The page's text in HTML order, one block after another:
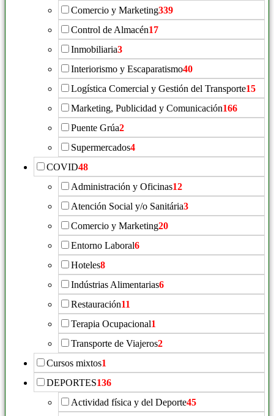
Comercio y Marketing339
Control de Almacén17
Inmobiliaria3
Interiorismo y Escaparatismo40
Logística Comercial y Gestión del Transporte15
Marketing, Publicidad y Comunicación166
Puente Grúa2
Supermercados4
COVID48
Administración y Oficinas12
Atención Social y/o Sanitária3
Comercio y Marketing20
Entorno Laboral6
Hoteles8
Indústrias Alimentarias6
Restauración11
Terapia Ocupacional1
Transporte de Viajeros2
Cursos mixtos1
DEPORTES136
Actividad física y del Deporte45